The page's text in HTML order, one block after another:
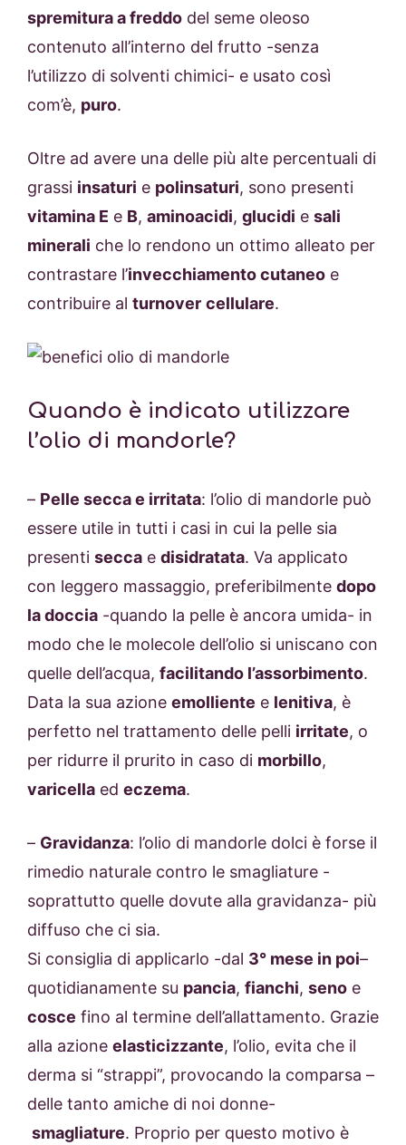
spremitura a freddo del seme oleoso
contenuto all’interno del frutto -senza
l’utilizzo di solventi chimici- e usato così
com’è, puro.
Oltre ad avere una delle più alte percentuali di
grassi insaturi e polinsaturi, sono presenti
vitamina E e B, aminoacidi, glucidi e sali
minerali che lo rendono un ottimo alleato per
contrastare l’invecchiamento cutaneo e
contribuire al turnover cellulare.
Quando è indicato utilizzare
l’olio di mandorle?
– Pelle secca e irritata: l’olio di mandorle può
essere utile in tutti i casi in cui la pelle sia
presenti secca e disidratata. Va applicato
con leggero massaggio, preferibilmente dopo
la doccia -quando la pelle è ancora umida- in
modo che le molecole dell’olio si uniscano con
quelle dell’acqua, facilitando l’assorbimento.
Data la sua azione emolliente e lenitiva, è
perfetto nel trattamento delle pelli irritate, o
per ridurre il prurito in caso di morbillo,
varicella ed eczema.
– Gravidanza: l’olio di mandorle dolci è forse il
rimedio naturale contro le smagliature -
soprattutto quelle dovute alla gravidanza- più
diffuso che ci sia.
Si consiglia di applicarlo -dal 3° mese in poi–
quotidianamente su pancia, fianchi, seno e
cosce fino al termine dell’allattamento. Grazie
alla azione elasticizzante, l’olio, evita che il
derma si “strappi”, provocando la comparsa –
delle tanto amiche di noi donne-
smagliature. Proprio per questo motivo è